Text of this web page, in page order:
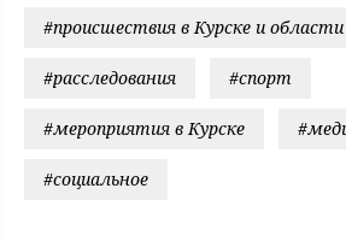
#происшествия в Курске и области
#расследования #спорт
#мероприятия в Курске
#социальное